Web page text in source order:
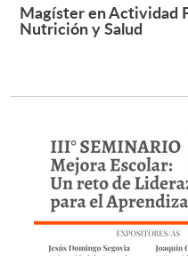
Magíster en Actividad
Nutrición y Salud